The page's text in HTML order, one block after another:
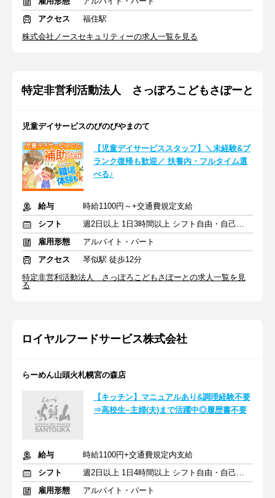
アクセス
福住駅
株式会社ノースセキュリティーの求人一覧を見る
特定非営利活動法人 さっぽろこどもさぽーと
児童デイサービスのびのびやまのて
【児童デイサービススタッフ】＼未経験&ブ
ランク復帰も歓迎／ 扶養内・フルタイム選
べる♪
給与
時給1100円～+交通費規定支給
シフト
週2日以上 1日3時間以上 シフト自由・自己申告
雇用形態
アルバイト・パート
アクセス
琴似駅 徒歩12分
特定非営利活動法人 さっぽろこどもさぽーとの求人一覧を見
る
ロイヤルフードサービス株式会社
らーめん山頭火札幌宮の森店
【キッチン】マニュアルあり&調理経験不要
⇒高校生~主婦(夫)まで活躍中◎履歴書不要
給与
時給1100円+交通費規定内支給
シフト
週2日以上 1日4時間以上 シフト自由・自己申告
雇用形態
アルバイト・パート